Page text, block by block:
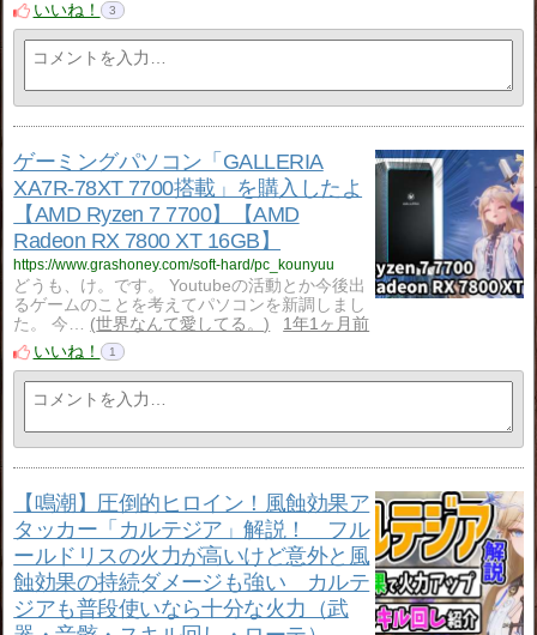
いいね！
3
ゲーミングパソコン「GALLERIA
XA7R-78XT 7700搭載」を購入したよ
【AMD Ryzen 7 7700】【AMD
Radeon RX 7800 XT 16GB】
https://www.grashoney.com/soft-hard/pc_kounyuu
どうも、け。です。 Youtubeの活動とか今後出
るゲームのことを考えてパソコンを新調しまし
た。 今…
世界なんて愛してる。
1年1ヶ月前
いいね！
1
【鳴潮】圧倒的ヒロイン！風蝕効果ア
タッカー「カルテジア」解説！ フル
ールドリスの火力が高いけど意外と風
蝕効果の持続ダメージも強い カルテ
ジアも普段使いなら十分な火力（武